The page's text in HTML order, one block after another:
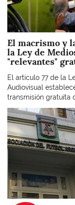
El macrismo y
la Ley de
"relevantes"
El artículo 77 de la
Audiovisual
transmisión gratuita
Imagen